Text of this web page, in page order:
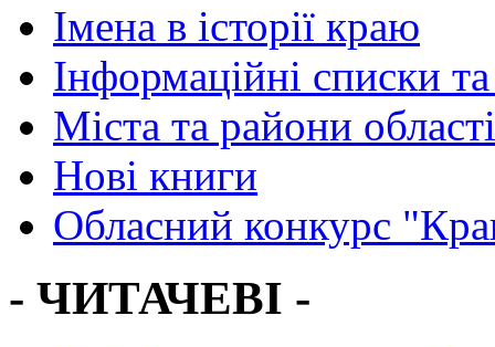
Імена в історії краю
Інформаційні списки
Міста та райони області
Нові книги
Обласний конкурс
- ЧИТАЧЕВІ -